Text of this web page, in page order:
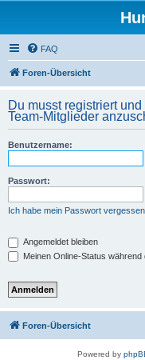
FAQ
Foren-Übersicht
Du musst registriert
Team-Mitglieder
Benutzername:
Passwort:
Ich habe mein Passwort vergessen
Angemeldet bleiben
Meinen Online-Status
Foren-Übersicht
Powered by